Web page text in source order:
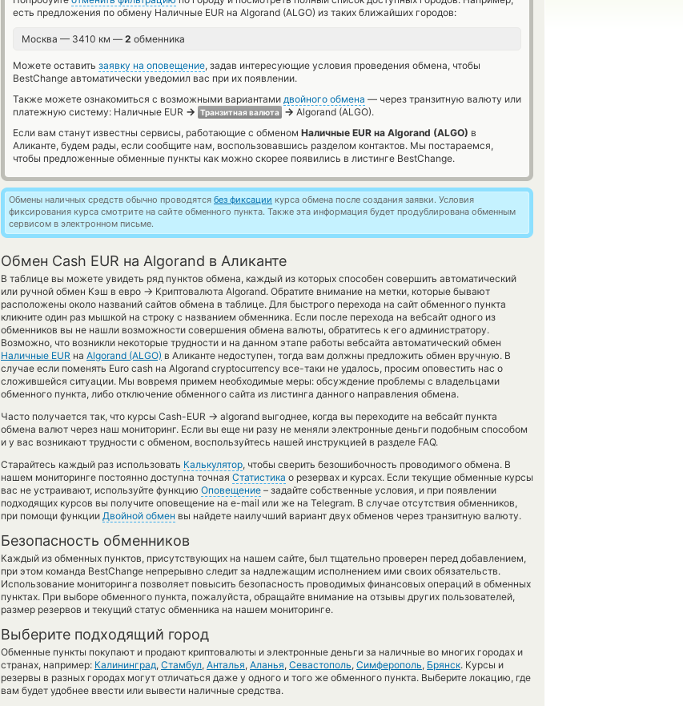
есть предложения по обмену Наличные EUR на Algorand (ALGO) из таких ближайших городов:
Москва — 3410 км — 2 обменника
Можете оставить заявку на оповещение, задав интересующие условия проведения обмена, чтобы
BestChange автоматически уведомил вас при их появлении.
Также можете ознакомиться с возможными вариантами двойного обмена — через транзитную валюту или
платежную систему: Наличные EUR → Транзитная валюта → Algorand (ALGO).
Если вам станут известны сервисы, работающие с обменом Наличные EUR на Algorand (ALGO) в
Аликанте, будем рады, если сообщите нам, воспользовавшись разделом контактов. Мы постараемся,
чтобы предложенные обменные пункты как можно скорее появились в листинге BestChange.
Обмены наличных средств обычно проводятся без фиксации курса обмена после создания заявки. Условия
фиксирования курса смотрите на сайте обменного пункта. Также эта информация будет продублирована обменным
сервисом в электронном письме.
Обмен Cash EUR на Algorand в Аликанте
В таблице вы можете увидеть ряд пунктов обмена, каждый из которых способен совершить автоматический
или ручной обмен Кэш в евро → Криптовалюта Algorand. Обратите внимание на метки, которые бывают
расположены около названий сайтов обмена в таблице. Для быстрого перехода на сайт обменного пункта
кликните один раз мышкой на строку с названием обменника. Если после перехода на вебсайт одного из
обменников вы не нашли возможности совершения обмена валюты, обратитесь к его администратору.
Возможно, что возникли некоторые трудности и на данном этапе работы вебсайта автоматический обмен
Наличные EUR на Algorand (ALGO) в Аликанте недоступен, тогда вам должны предложить обмен вручную. В
случае если поменять Euro cash на Algorand cryptocurrency все-таки не удалось, просим оповестить нас о
сложившейся ситуации. Мы вовремя примем необходимые меры: обсуждение проблемы с владельцами
обменного пункта, либо отключение обменного сайта из листинга данного направления обмена.
Часто получается так, что курсы Cash-EUR → algorand выгоднее, когда вы переходите на вебсайт пункта
обмена валют через наш мониторинг. Если вы еще ни разу не меняли электронные деньги подобным способом
и у вас возникают трудности с обменом, воспользуйтесь нашей инструкцией в разделе FAQ.
Старайтесь каждый раз использовать Калькулятор, чтобы сверить безошибочность проводимого обмена. В
нашем мониторинге постоянно доступна точная Статистика о резервах и курсах. Если текущие обменные курсы
вас не устраивают, используйте функцию Оповещение – задайте собственные условия, и при появлении
подходящих курсов вы получите оповещение на e-mail или же на Telegram. В случае отсутствия обменников,
при помощи функции Двойной обмен вы найдете наилучший вариант двух обменов через транзитную валюту.
Безопасность обменников
Каждый из обменных пунктов, присутствующих на нашем сайте, был тщательно проверен перед добавлением,
при этом команда BestChange непрерывно следит за надлежащим исполнением ими своих обязательств.
Использование мониторинга позволяет повысить безопасность проводимых финансовых операций в обменных
пунктах. При выборе обменного пункта, пожалуйста, обращайте внимание на отзывы других пользователей,
размер резервов и текущий статус обменника на нашем мониторинге.
Выберите подходящий город
Обменные пункты покупают и продают криптовалюты и электронные деньги за наличные во многих городах и
странах, например: Калининград, Стамбул, Анталья, Аланья, Севастополь, Симферополь, Брянск. Курсы и
резервы в разных городах могут отличаться даже у одного и того же обменного пункта. Выберите локацию, где
вам будет удобнее ввести или вывести наличные средства.